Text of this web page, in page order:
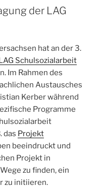
der LAG
hat an der 3.
Schulsozialarbeit
Im Rahmen des
Austausches
Kerber während
Programme
das Projekt
beeindruckt und
Projekt in
zu finden, ein
zu initiieren.